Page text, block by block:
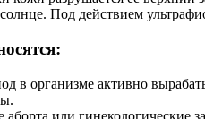
Под действием
в организме активно
или гинекологические